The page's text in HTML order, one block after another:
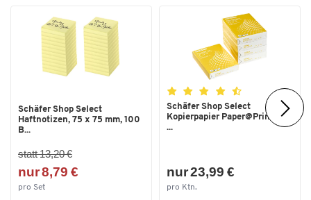
Schäfer Shop Select
Haftnotizen, 75 x 75 mm, 100
B...
statt 13,20 €
nur 8,79 €
pro Set
Schäfer Shop Select
Kopierpapier Paper@Print, DIN
...
nur 23,99 €
pro Ktn.